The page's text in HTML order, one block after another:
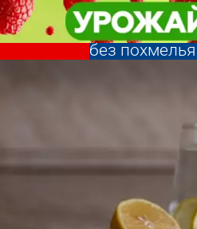
Нарколог
провести
без похмелья
Общество Нарколог
провести
без похмелья
Общество
Другие
по теме
Погода
валют в